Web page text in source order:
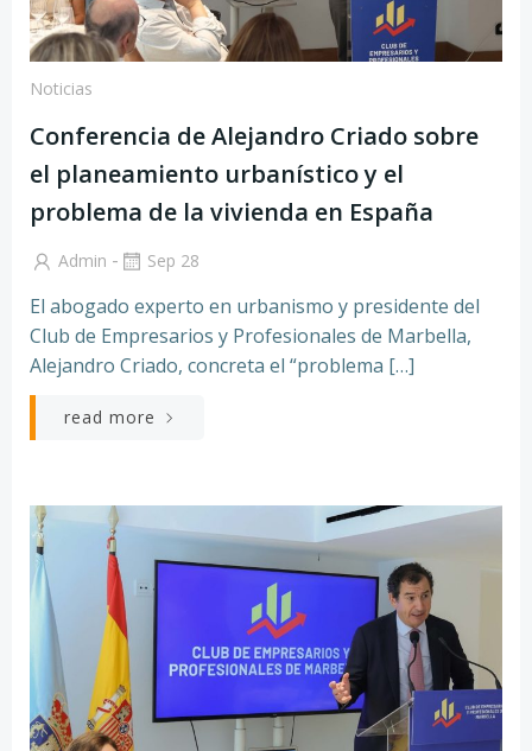
Noticias
Conferencia de Alejandro Criado sobre
el planeamiento urbanístico y el
problema de la vivienda en España
Admin - Sep 28
El abogado experto en urbanismo y presidente del
Club de Empresarios y Profesionales de Marbella,
Alejandro Criado, concreta el “problema […]
read more